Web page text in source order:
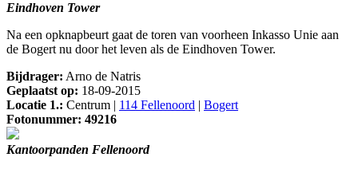
Eindhoven Tower
Na een opknapbeurt gaat de toren van voorheen Inkasso Unie aan
de Bogert nu door het leven als de Eindhoven Tower.
Bijdrager: Arno de Natris
Geplaatst op: 18-09-2015
Locatie 1.: Centrum | 114 Fellenoord | Bogert
Fotonummer: 49216
Kantoorpanden Fellenoord